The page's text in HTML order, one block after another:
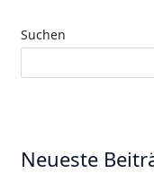
Suchen
Neueste